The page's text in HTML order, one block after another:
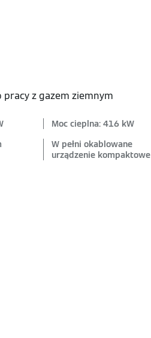
z gazem ziemnym
Moc cieplna: 416 kW
W pełni okablowane
urządzenie kompaktowe